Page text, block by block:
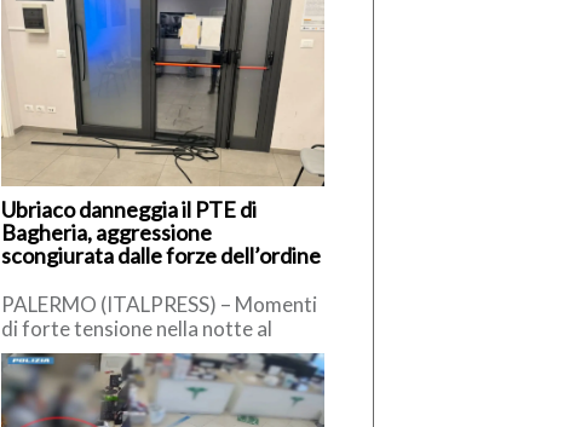
Ubriaco danneggia il PTE di
Bagheria, aggressione
scongiurata dalle forze dell’ordine
PALERMO (ITALPRESS) – Momenti
di forte tensione nella notte al
Punto Territoriale di Emergenza
(PTE) di Bagheria, dove un uomo
[…]